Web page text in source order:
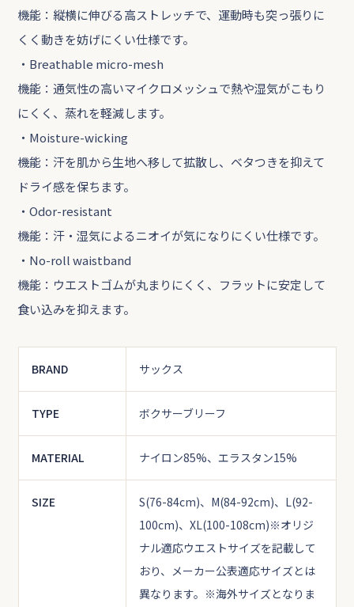
機能：縦横に伸びる高ストレッチで、運動時も突っ張りに
くく動きを妨げにくい仕様です。
・Breathable micro-mesh
機能：通気性の高いマイクロメッシュで熱や湿気がこもり
にくく、蒸れを軽減します。
・Moisture-wicking
機能：汗を肌から生地へ移して拡散し、ベタつきを抑えて
ドライ感を保ちます。
・Odor-resistant
機能：汗・湿気によるニオイが気になりにくい仕様です。
・No-roll waistband
機能：ウエストゴムが丸まりにくく、フラットに安定して
食い込みを抑えます。
BRAND サックス
TYPE ボクサーブリーフ
MATERIAL ナイロン85%、エラスタン15%
SIZE
S(76-84cm)、M(84-92cm)、L(92-
100cm)、XL(100-108cm)※オリジ
ナル適応ウエストサイズを記載して
おり、メーカー公表適応サイズとは
異なります。 ※海外サイズとなりま